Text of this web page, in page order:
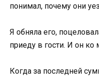
понимал, почему они
Я обняла его,
приеду в гости. И он
Когда за последней